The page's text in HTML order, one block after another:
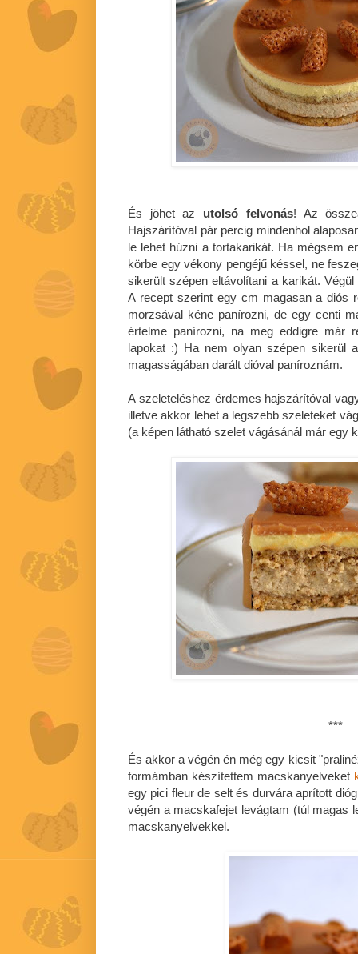
És jöhet az utolsó felvonás! Az
Hajszárítóval pár percig mindenhol
le lehet húzni a tortakarikát. Ha mégsem
körbe egy vékony pengéjű késsel, ne
sikerült szépen eltávolítani a karikát.
A recept szerint egy cm magasan a diós
morzsával kéne panírozni, de egy centi
értelme panírozni, na meg eddigre már
lapokat :) Ha nem olyan szépen sikerül
magasságában darált dióval paníroznám.
A szeleteléshez érdemes hajszárítóval
illetve akkor lehet a legszebb szeleteket
(a képen látható szelet vágásánál már egy
***
És akkor a végén én még egy kicsit
formámban készítettem macskanyelveket
egy pici fleur de selt és durvára aprított
végén a macskafejet levágtam (túl magas
macskanyelvekkel.